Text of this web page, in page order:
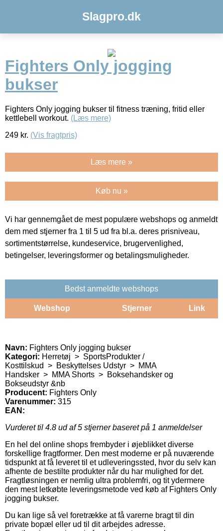
Slagpro.dk
Fighters Only jogging
bukser
Fighters Only jogging bukser til fitness træning, fritid eller
kettlebell workout. (Læs mere)
249 kr. (Vis fragtpris)
Læs mere »
Køb nu »
Vi har gennemgået de mest populære webshops og anmeldt
dem med stjerner fra 1 til 5 ud fra bl.a. deres prisniveau,
sortimentstørrelse, kundeservice, brugervenlighed,
betingelser, leveringsformer og betalingsmuligheder.
Bedst anmeldte webshops
Webshop Stjerner Link
Navn: Fighters Only jogging bukser
Kategori: Herretøj > SportsProdukter /
Kosttilskud > Beskyttelses Udstyr > MMA
Handsker > MMA Shorts > Boksehandsker og
Bokseudstyr &nb
Producent: Fighters Only
Varenummer: 315
EAN:
Vurderet til 4.8 ud af 5 stjerner baseret på 1 anmeldelser
En hel del online shops frembyder i øjeblikket diverse
forskellige fragtformer. Den mest moderne er på nuværende
tidspunkt at få leveret til et udleveringssted, hvor du selv kan
afhente de bestilte produkter når du har mulighed for det.
Fragtløsningen er nemlig ultra problemfri, og tit ydermere
den mest letkøbte leveringsmetode ved køb af Fighters Only
jogging bukser.
Du kan lige så vel foretrække at få varerne bragt til din
private bopæl eller ud til dit arbejdes adresse.